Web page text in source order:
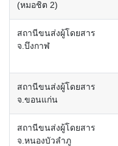
(หมอชิต 2)
สถานีขนส่งผู้โดยสาร
จ.บึงกาฬ
สถานีขนส่งผู้โดยสาร
จ.ขอนแก่น
สถานีขนส่งผู้โดยสาร
จ.หนองบัวลำภู